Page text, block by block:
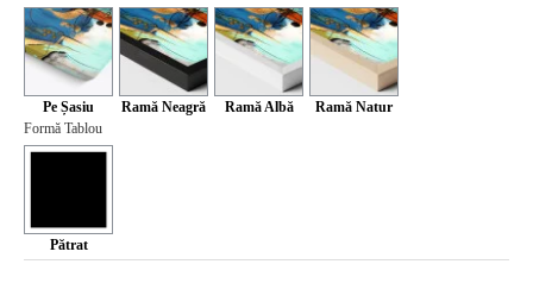
Pe Șasiu Ramă Neagră Ramă Albă
Ramă Natur
Formă Tablou
Pătrat